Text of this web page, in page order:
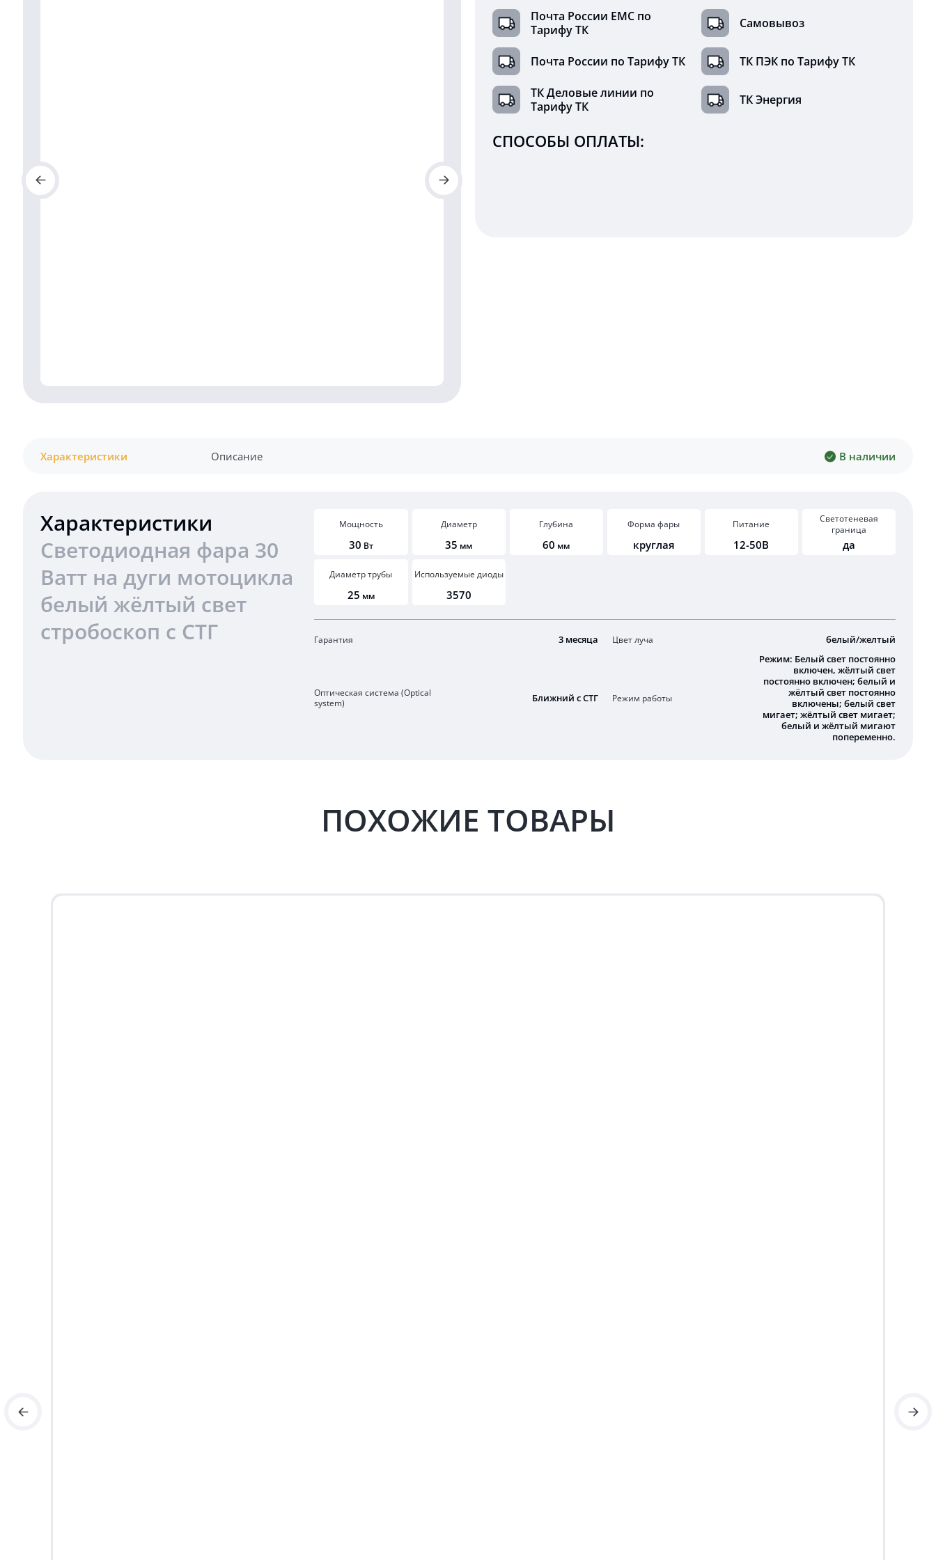
Почта России ЕМС по
Тарифу ТК
Самовывоз
Почта России по Тарифу ТК ТК ПЭК по Тарифу ТК
ТК Деловые линии по
Тарифу ТК
ТК Энергия
СПОСОБЫ ОПЛАТЫ:
Характеристики Описание В наличии
Характеристики
Светодиодная фара 30
Ватт на дуги мотоцикла
белый жёлтый свет
стробоскоп с СТГ
Мощность
30 Вт
Диаметр
35 мм
Глубина
60 мм
Форма фары
круглая
Питание
12-50В
Светотеневая
граница
да
Диаметр трубы
25 мм
Используемые диоды
3570
Гарантия 3 месяца Цвет луча белый/желтый
Оптическая система (Optical
system)
Ближний c СТГ Режим работы
Режим: Белый свет постоянно
включен, жёлтый свет
постоянно включен; белый и
жёлтый свет постоянно
включены; белый свет
мигает; жёлтый свет мигает;
белый и жёлтый мигают
попеременно.
ПОХОЖИЕ ТОВАРЫ